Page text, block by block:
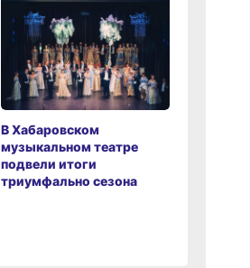
В Хабаровском
музыкальном театре
подвели итоги
триумфально сезона